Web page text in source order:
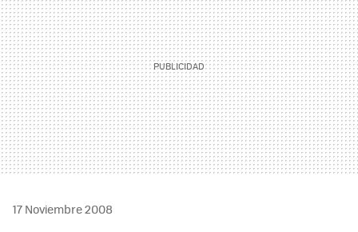
17 Noviembre 2008